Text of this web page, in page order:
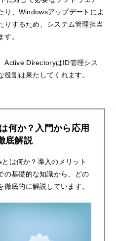
り、Windowsアップデートによ
りするため、システム管理担当
。
Active DirectoryはID管理シス
割は果たしてくれます。
何か？入門から応用
底解説
は何か？導入のメリット
の基礎的な知識から、どの
底的に解説しています。